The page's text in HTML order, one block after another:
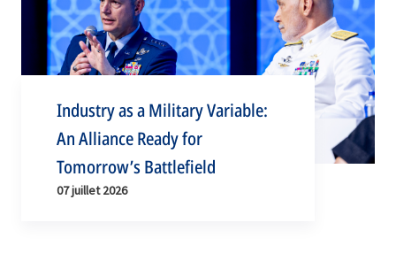
Industry as a Military Variable:
An Alliance Ready for
Tomorrow’s Battlefield
07 juillet 2026